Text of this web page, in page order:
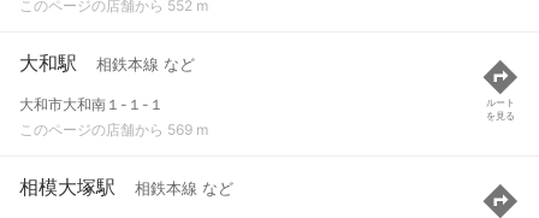
このページの店舗から 552 m
大和駅 相鉄本線 など
大和市大和南１-１-１
このページの店舗から 569 m
ルート
を見る
相模大塚駅 相鉄本線 など